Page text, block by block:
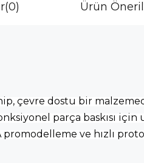
(0) Ürün
çevre dostu bir
parça baskısı
promodelleme ve hızlı